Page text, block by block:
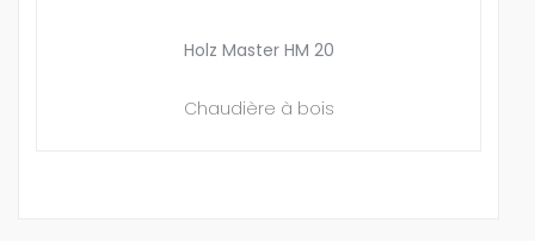
Holz Master HM 20
Chaudière à bois